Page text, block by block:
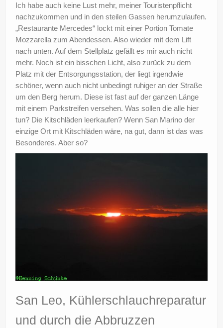
Ich habe auch keine Lust mehr, meiner Touristenpflicht
nachzukommen und in den steilen Gassen herumzulaufen.
„Restaurante Mercedes“ lockt mit einer Portion Tomate
Mozzarella zum Abendessen. Also wieder mit dem Lift
nach unten. Auf dem Stellplatz gefällt es mir auch nicht
mehr. Noch ist ein bisschen Licht, also zurück zu dem
Platz mit der Entsorgungsstation, der liegt irgendwie
schöner, wenn auch nicht unbedingt ruhiger an der Straße
um den Berg herum. Diese ist fast auf der ganzen Länge
mit einem Parkstreifen versehen. Was sollen die alle hier
tun? Die Kitschläden leerkaufen? Wenn San Marino der
einzige Ort mit Kitschläden wäre, na gut, dann ist das was
Besonderes. Aber so?
San Leo, Kühlerschlauchreparatur
und durch die Abbruzzen